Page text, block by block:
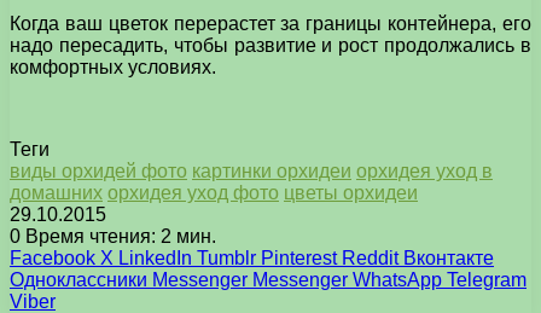
Когда ваш цветок перерастет за границы контейнера, его
надо пересадить, чтобы развитие и рост продолжались в
комфортных условиях.
Теги
виды орхидей фото картинки орхидеи орхидея уход в
домашних орхидея уход фото цветы орхидеи
29.10.2015
0 Время чтения: 2 мин.
Facebook X LinkedIn Tumblr Pinterest Reddit Вконтакте
Одноклассники Messenger Messenger WhatsApp Telegram
Viber